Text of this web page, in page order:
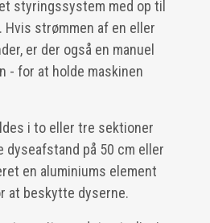
styringssystem med op til
strømmen af en eller
er der også en manuel
- for at holde maskinen
i to eller tre sektioner
dyseafstand på 50 cm eller
en aluminiums element
at beskytte dyserne.